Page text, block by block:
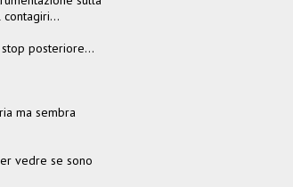
contagiri...
posteriore...
ma sembra
vedre se sono